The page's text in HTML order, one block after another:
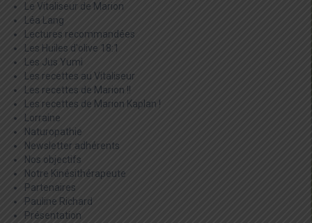
Le Vitaliseur de Marion
Léa Lang
Lectures recommandées
Les Huiles d'olive 18:1
Les Jus Yumi
Les recettes au Vitaliseur
Les recettes de Marion !!
Les recettes de Marion Kaplan !
Lorraine
Naturopathie
Newsletter adhérents
Nos objectifs
Notre Kinésithérapeute
Partenaires
Pauline Richard
Présentation